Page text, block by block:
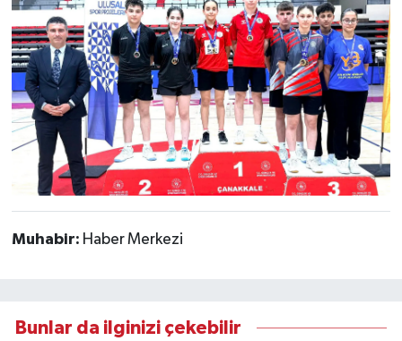
Muhabir: Haber Merkezi
Bunlar da ilginizi çekebilir